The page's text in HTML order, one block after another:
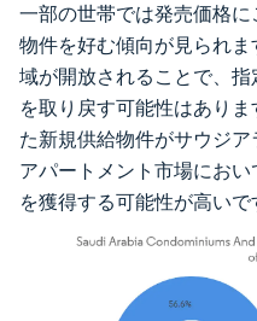
一部の世帯では発売価格
物件を好む傾向が見られ
域が開放されることで、
を取り戻す可能性はあり
た新規供給物件がサウジ
アパートメント市場にお
を獲得する可能性が高いで